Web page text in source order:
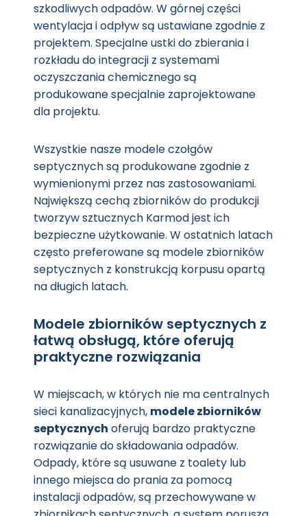
szkodliwych odpadów. W górnej części
wentylacja i odpływ są ustawiane zgodnie z
projektem. Specjalne ustki do zbierania i
rozkładu do integracji z systemami
oczyszczania chemicznego są
produkowane specjalnie zaprojektowane
dla projektu.
Wszystkie nasze modele czołgów
septycznych są produkowane zgodnie z
wymienionymi przez nas zastosowaniami.
Największą cechą zbiorników do produkcji
tworzyw sztucznych Karmod jest ich
bezpieczne użytkowanie. W ostatnich latach
często preferowane są modele zbiorników
septycznych z konstrukcją korpusu opartą
na długich latach.
Modele zbiorników septycznych z
łatwą obsługą, które oferują
praktyczne rozwiązania
W miejscach, w których nie ma centralnych
sieci kanalizacyjnych, modele zbiorników
septycznych oferują bardzo praktyczne
rozwiązanie do składowania odpadów.
Odpady, które są usuwane z toalety lub
innego miejsca do prania za pomocą
instalacji odpadów, są przechowywane w